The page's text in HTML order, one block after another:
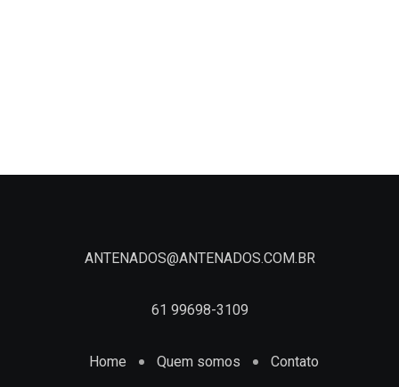
ANTENADOS@ANTENADOS.COM.BR
61 99698-3109
Home Quem somos Contato